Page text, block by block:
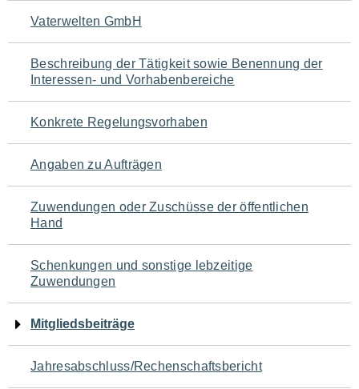
Navigation
für
den
Seiteninhalt
Vaterwelten GmbH
Beschreibung der Tätigkeit sowie Benennung der
Interessen- und Vorhabenbereiche
Konkrete Regelungsvorhaben
Angaben zu Aufträgen
Zuwendungen oder Zuschüsse der öffentlichen
Hand
Schenkungen und sonstige lebzeitige
Zuwendungen
Mitgliedsbeiträge
Jahresabschluss/Rechenschaftsbericht